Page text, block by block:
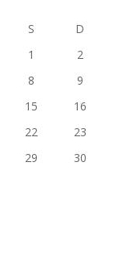
S
D
1
2
8
9
15
16
22
23
29
30